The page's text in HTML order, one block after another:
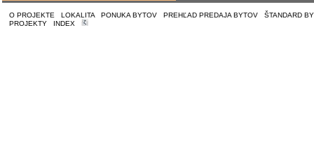
O PROJEKTE LOKALITA PONUKA BYTOV PREHĽAD PREDAJA BYTOV
ŠTANDARD
PROJEKTY
INDEX